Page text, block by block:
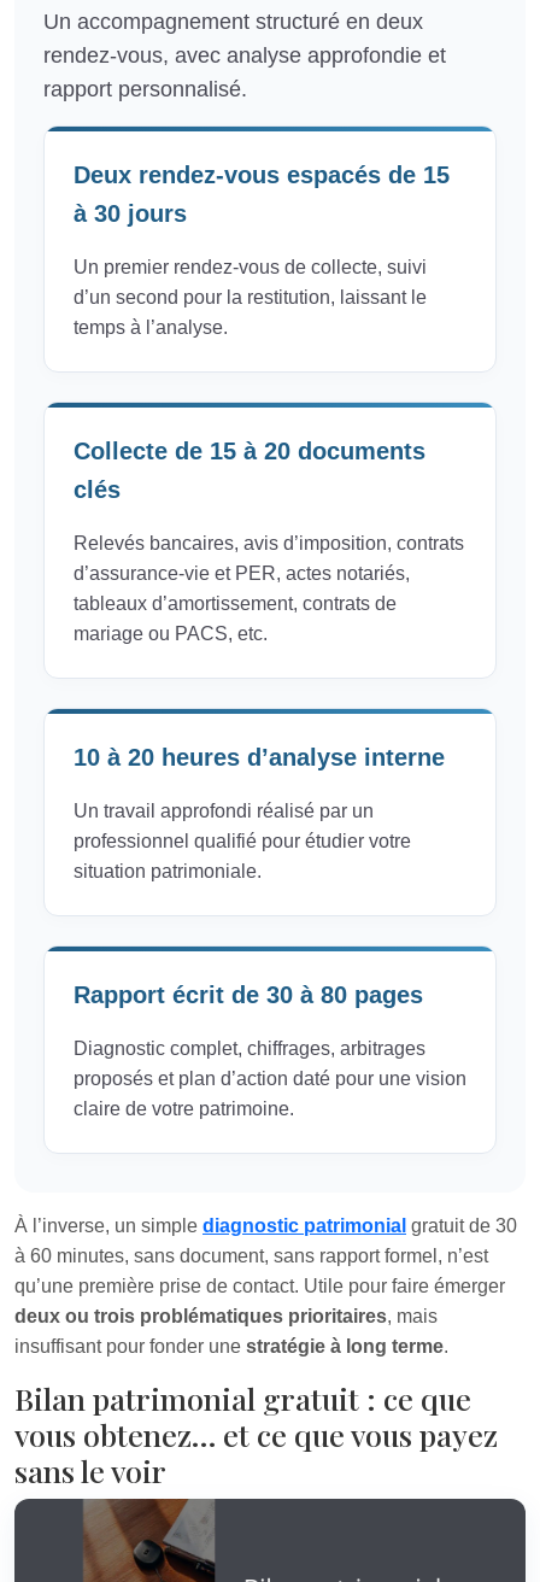
Un accompagnement structuré en deux
rendez-vous, avec analyse approfondie et
rapport personnalisé.
Deux rendez-vous espacés de 15
à 30 jours
Un premier rendez-vous de collecte, suivi
d’un second pour la restitution, laissant le
temps à l’analyse.
Collecte de 15 à 20 documents
clés
Relevés bancaires, avis d’imposition, contrats
d’assurance-vie et PER, actes notariés,
tableaux d’amortissement, contrats de
mariage ou PACS, etc.
10 à 20 heures d’analyse interne
Un travail approfondi réalisé par un
professionnel qualifié pour étudier votre
situation patrimoniale.
Rapport écrit de 30 à 80 pages
Diagnostic complet, chiffrages, arbitrages
proposés et plan d’action daté pour une vision
claire de votre patrimoine.
À l’inverse, un simple diagnostic patrimonial gratuit de 30
à 60 minutes, sans document, sans rapport formel, n’est
qu’une première prise de contact. Utile pour faire émerger
deux ou trois problématiques prioritaires, mais
insuffisant pour fonder une stratégie à long terme.
Bilan patrimonial gratuit : ce que
vous obtenez… et ce que vous payez
sans le voir